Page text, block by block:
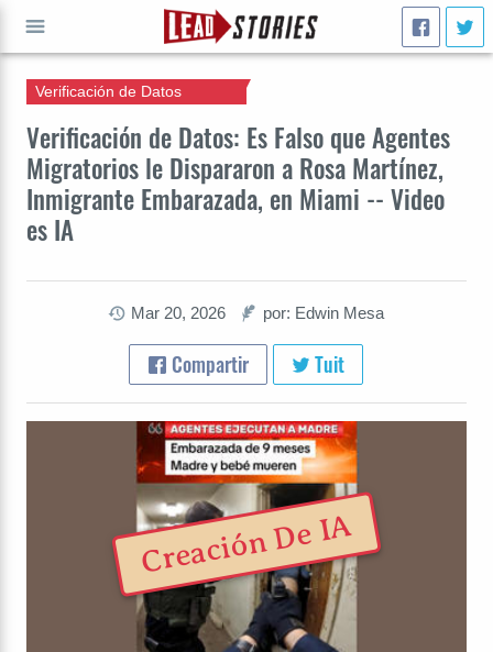
Verificación de Datos: Es Falso que Agentes
Migratorios le Dispararon a Rosa Martínez,
Inmigrante Embarazada, en Miami -- Video
es IA
Verificación de Datos
Mar 20, 2026 por: Edwin Mesa
Compartir Tuit
Creación De IA
IR A